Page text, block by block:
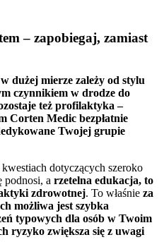
– zapobiegaj, zamiast
dużej mierze zależy od stylu
czynnikiem w drodze do
też profilaktyka –
Corten Medic bezpłatnie
Twojej grupie
dotyczących szeroko
podnosi, a rzetelna edukacja, to
zdrowotnej. To właśnie za
możliwa jest szybka
typowych dla osób w Twoim
ryzyko zwiększa się z uwagi